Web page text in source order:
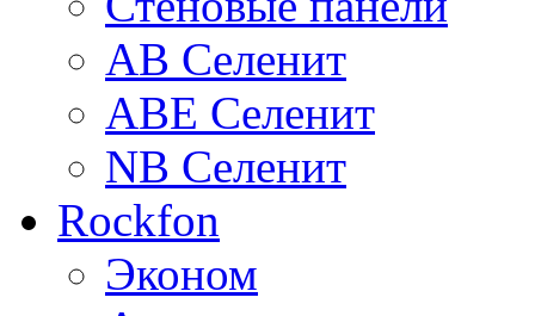
AB Селенит
ABE Селенит
NB Селенит
Rockfon
Эконом